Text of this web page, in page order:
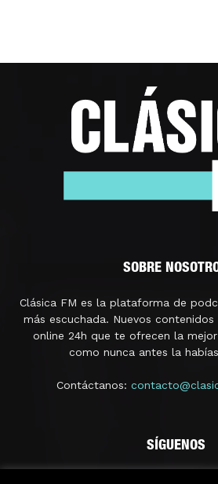
SOBRE
Clásica FM es la plataforma de
más escuchada. Nuevos
online 24h que te ofrecen la
como nunca antes la
Contáctanos:
SÍGUENOS